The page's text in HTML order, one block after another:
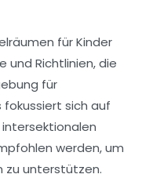
für Kinder
und Richtlinien, die
für
sich auf
intersektionalen
werden, um
zu unterstützen.